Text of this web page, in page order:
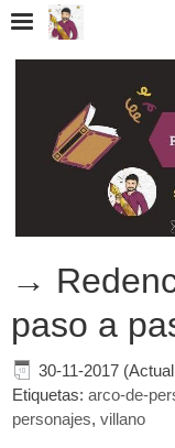
→
paso a
30-11-2017
Etiquetas: arco-de-
personajes, villano